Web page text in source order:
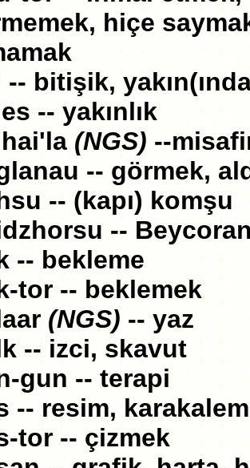
hiçe
-- bitişik,
-- yakınlık
(NGS) --
-- görmek,
-- (kapı) komşu
--
-- bekleme
tor -- beklemek
(NGS)-- yaz
-- izci, skavut
gun -- terapi
-- resim,
tor -- çizmek